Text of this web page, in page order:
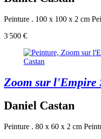
Peinture . 100 x 100 x 2 cm
3 500 €
Zoom sur l'Empire
Daniel Castan
Peinture . 80 x 60 x 2 cm